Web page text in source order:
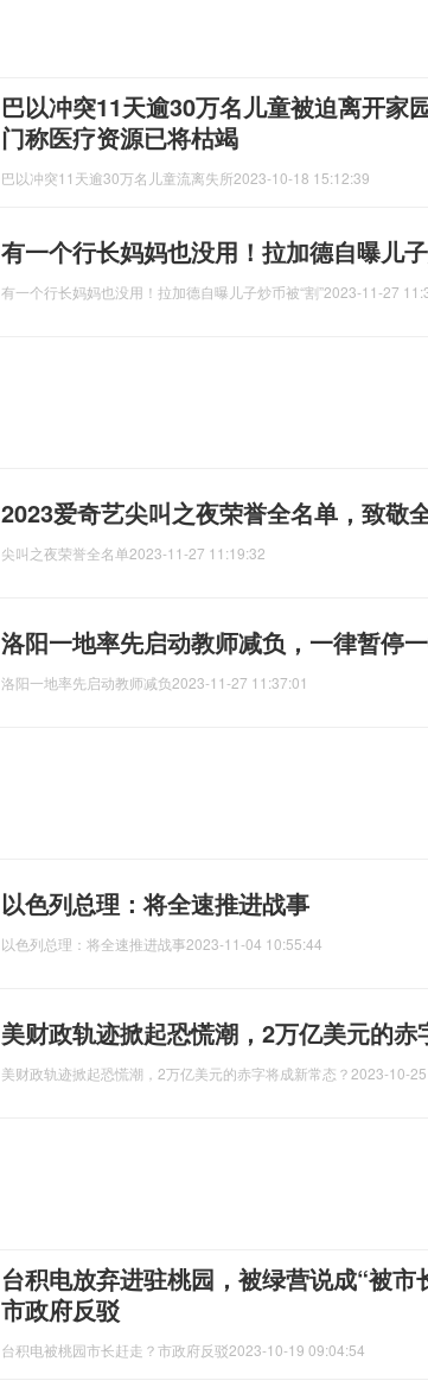
巴以冲突11天逾30万名儿童被迫离开家
门称医疗资源已将枯竭
巴以冲突11天逾30万名儿童流离失所2023-10-18 15:12:39
有一个行长妈妈也没用！拉加德自曝儿
有一个行长妈妈也没用！拉加德自曝儿子炒币被“割”2023-11-27
2023爱奇艺尖叫之夜荣誉全名单，致敬
尖叫之夜荣誉全名单2023-11-27 11:19:32
洛阳一地率先启动教师减负，一律暂停
洛阳一地率先启动教师减负2023-11-27 11:37:01
以色列总理：将全速推进战事
以色列总理：将全速推进战事2023-11-04 10:55:44
美财政轨迹掀起恐慌潮，2万亿美元的赤
美财政轨迹掀起恐慌潮，2万亿美元的赤字将成新常态？ 2023-10-
台积电放弃进驻桃园，被绿营说成“被市
市政府反驳
台积电被桃园市长赶走？市政府反驳2023-10-19 09:04:54